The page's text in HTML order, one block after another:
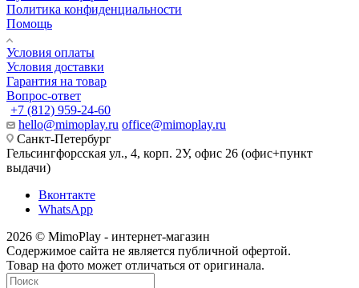
Политика конфиденциальности
Помощь
Условия оплаты
Условия доставки
Гарантия на товар
Вопрос-ответ
+7 (812) 959-24-60
hello@mimoplay.ru office@mimoplay.ru
Санкт-Петербург
Гельсингфорсская ул., 4, корп. 2У, офис 26 (офис+пункт
выдачи)
Вконтакте
WhatsApp
2026 © MimoPlay - интернет-магазин
Содержимое сайта не является публичной офертой.
Товар на фото может отличаться от оригинала.